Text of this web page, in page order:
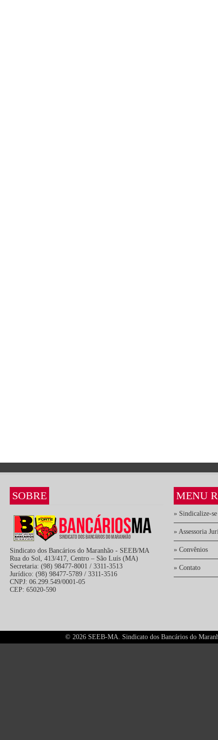
SOBRE
Sindicato dos Bancários do Maranhão - SEEB/MA
Rua do Sol, 413/417, Centro – São Luís (MA)
Secretaria: (98) 98477-8001 / 3311-3513
Jurídico: (98) 98477-5789 / 3311-3516
CNPJ: 06.299.549/0001-05
CEP: 65020-590
MENU
» Sindicalize-se
» Assessoria
» Convênios
» Contato
© 2026 SEEB-MA. Sindicato dos Bancários do